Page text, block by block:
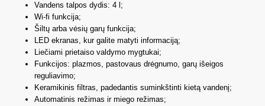
Vandens talpos dydis: 4 l;
Wi-fi funkcija;
Šiltų arba vėsių garų funkcija;
LED ekranas, kur galite matyti informaciją;
Liečiami prietaiso valdymo mygtukai;
Funkcijos: plazmos, pastovaus drėgnumo, garų išeigos
reguliavimo;
Keramikinis filtras, padedantis suminkštinti kietą vandenį;
Automatinis režimas ir miego režimas;